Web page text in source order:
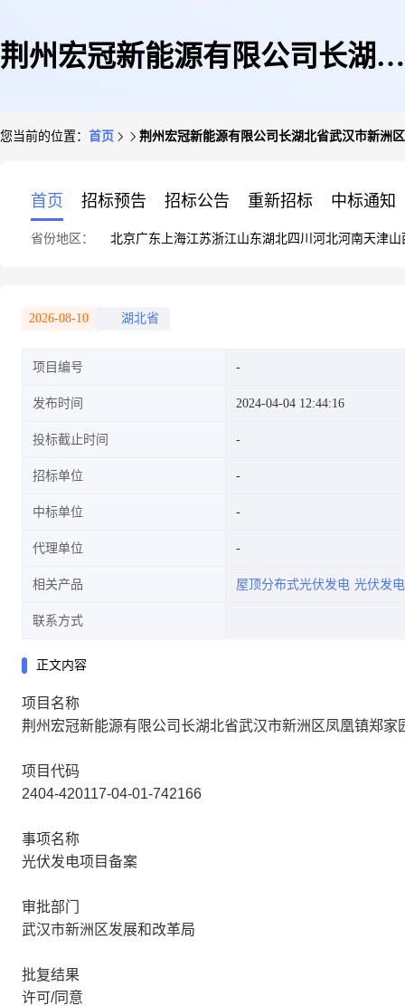
荆州宏冠新能源有限公司长湖北
分布式光伏发电项目
您当前的位置： 首页 荆州宏冠新能源有限公司长湖北省武汉市新洲
首页 招标预告 招标公告 重新招标 中标通知
省份地区： 北京广东 上海江苏浙江山东湖北四川 河北河南天津山
2026-08-10 湖北省
项目编号
发布时间 2024-04-04 12:44:16
投标截止时间
招标单位
中标单位
代理单位
相关产品 屋顶分布式光伏发电 光伏发电
联系方式
正文内容
项目名称
荆州宏冠新能源有限公司长湖北省武汉市新洲区凤凰镇郑
项目代码
2404-420117-04-01-742166
事项名称
光伏发电项目备案
审批部门
武汉市新洲区发展和改革局
批复结果
许可/同意